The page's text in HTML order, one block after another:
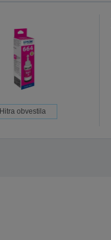
Hitra obvestila